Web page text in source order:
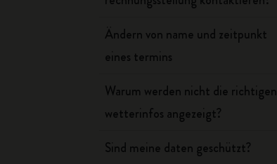
Ändern von name und zeitpunkt
eines termins
Warum werden nicht die richtigen
wetterinfos angezeigt?
Sind meine daten geschützt?